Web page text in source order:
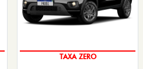
TAXA ZERO